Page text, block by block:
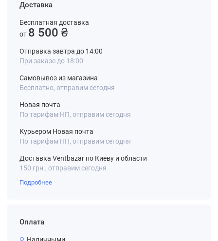
Доставка
Бесплатная доставка
от 8 500 ₴
Отправка завтра до 14:00
При заказе до 18:00
Самовывоз из магазина
Бесплатно, отправим сегодня
Новая почта
По тарифам НП, отправим сегодня
Курьером Новая почта
По тарифам НП, отправим сегодня
Доставка Ventbazar по Киеву и области
150 грн., отправим сегодня
Подробнее
Оплата